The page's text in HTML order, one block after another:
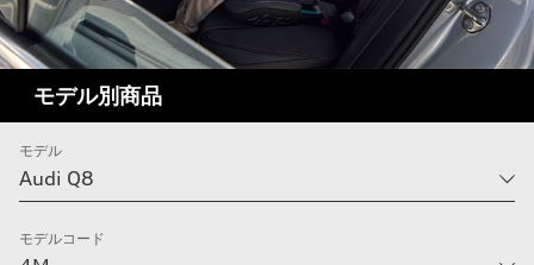
モデル別商品
モデル
モデルコード